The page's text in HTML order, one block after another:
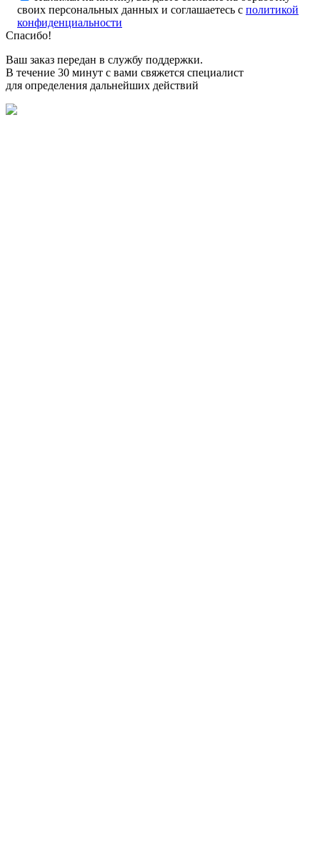
своих персональных данных и соглашаетесь с политикой
конфиденциальности
Спасибо!
Ваш заказ передан в службу поддержки.
В течение 30 минут с вами свяжется специалист
для определения дальнейших действий